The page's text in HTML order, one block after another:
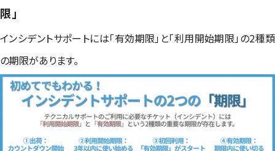
限」
インシデントサポートには「有効期限」と「利用開始期限」の2種類
の期限があります。